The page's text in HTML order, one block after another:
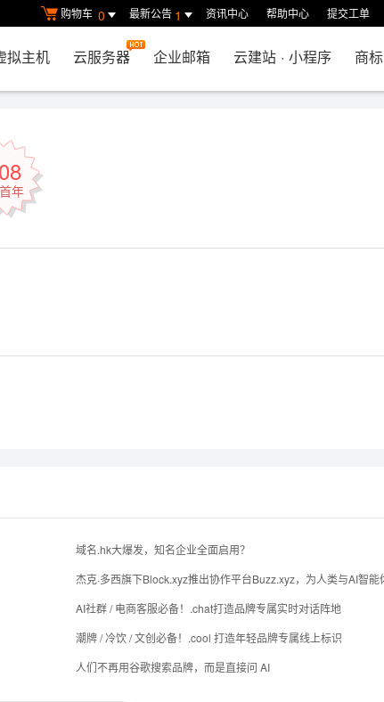
购物车 0 最新公告 1 资讯中心 帮助中心 提交工单
拟主机 云服务器 企业邮箱 云建站 · 小程序 商标
年
域名.hk大爆发，知名企业全面启用？
AI社群 / 电商客服必备！.chat打造品牌专属实时对话阵地
潮牌 / 冷饮 / 文创必备！.cool 打造年轻品牌专属线上标识
人们不再用谷歌搜索品牌，而是直接问 AI